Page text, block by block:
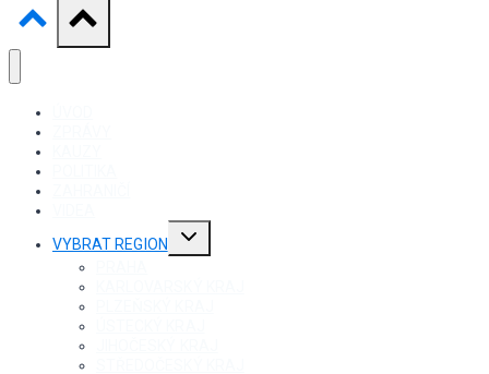
VYBRAT REGION
Toggle